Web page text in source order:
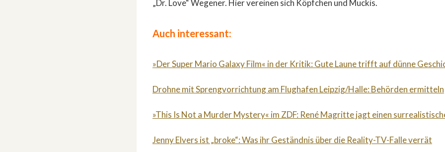
„Dr. Love“ Wegener. Hier vereinen sich Köpfchen und Muckis.
Auch interessant:
»Der Super Mario Galaxy Film« in der Kritik: Gute Laune trifft auf dünne
Drohne mit Sprengvorrichtung am Flughafen Leipzig/Halle: Behörden ermitteln
»This Is Not a Murder Mystery« im ZDF: René Magritte jagt einen
Jenny Elvers ist „broke“: Was ihr Geständnis über die Reality-TV-Falle verrät